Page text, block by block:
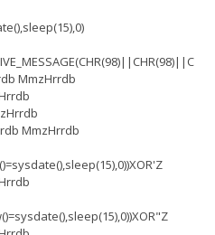
MmzHrrdb
MmzHrrdb